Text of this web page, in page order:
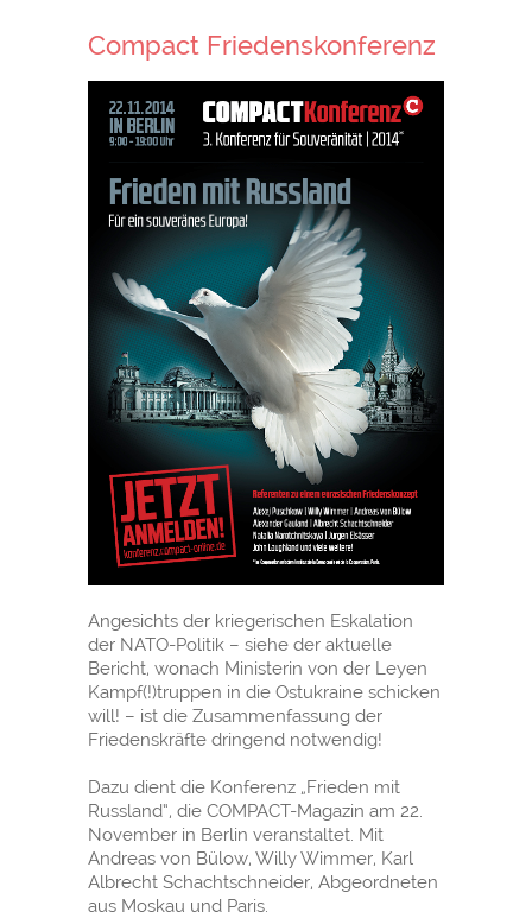
Informationen
Videos
Impressum
Datenschutz
Compact Friedenskonferenz
Angesichts der kriegerischen Eskalation
der NATO-Politik – siehe der aktuelle
Bericht, wonach Ministerin von der Leyen
Kampf(!)truppen in die Ostukraine schicken
will! – ist die Zusammenfassung der
Friedenskräfte dringend notwendig!
Dazu dient die Konferenz „Frieden mit
Russland“, die COMPACT-Magazin am 22.
November in Berlin veranstaltet. Mit
Andreas von Bülow, Willy Wimmer, Karl
Albrecht Schachtschneider, Abgeordneten
aus Moskau und Paris.